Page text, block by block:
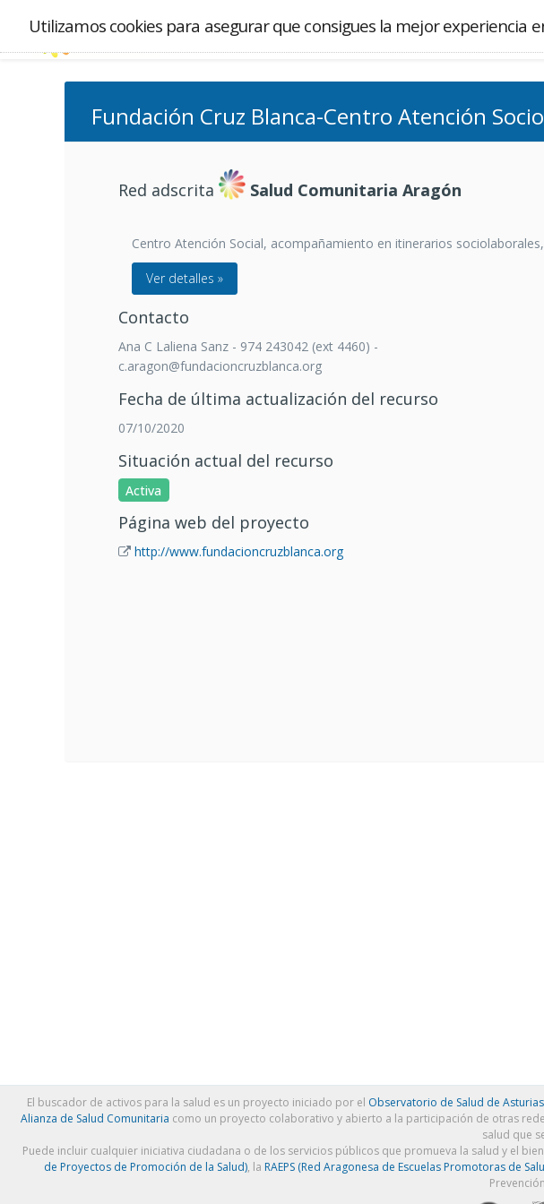
Utilizamos cookies para asegurar que consigues la mejor experiencia
Fundación Cruz Blanca-Centro Atención
Red adscrita Salud Comunitaria Aragón
Centro Atención Social, acompañamiento en itinerarios
Ver detalles »
Contacto
Ana C Laliena Sanz - 974 243042 (ext 4460) -
c.aragon@fundacioncruzblanca.org
Fecha de última actualización del recurso
07/10/2020
Situación actual del recurso
Activa
Página web del proyecto
http://www.fundacioncruzblanca.org
El buscador de activos para la salud es un proyecto iniciado por el Observatorio de Salud de Asturias
Alianza de Salud Comunitaria como un proyecto colaborativo y abierto a la participación de otras
salud que
Puede incluir cualquier iniciativa ciudadana o de los servicios públicos que promueva la salud y el
de Proyectos de Promoción de la Salud), la RAEPS (Red Aragonesa de Escuelas Promotoras de